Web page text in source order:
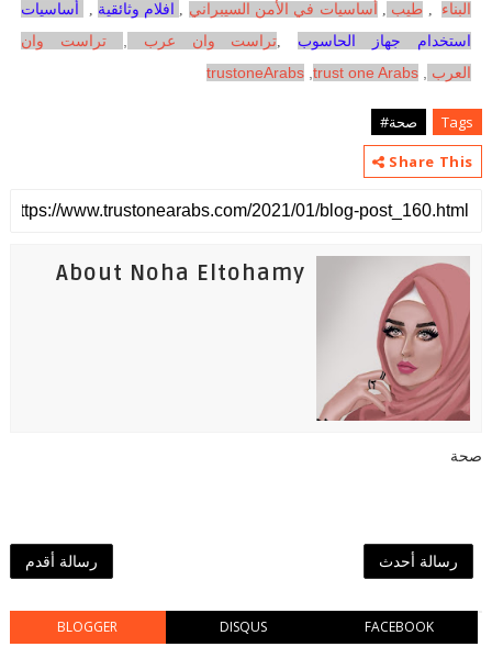
البناء
, طيب , أساسيات في الأمن السيبراني , افلام وثائقية ,
أساسيات
استخدام جهاز الحاسوب ,تراست وان عرب
تراست وان
العرب
trustoneArabs ,trust one Arabs
Tags
صحة#
Share This
About Noha Eltohamy
صحة
رسالة أحدث رسالة أقدم
BLOGGER DISQUS FACEBOOK